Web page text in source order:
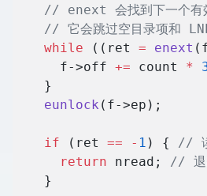
// enext 会找到下一个有
// 它会跳过空目录项和
    while
((ret = enext
      f->off
+= count *
    }
    eunlock
(f->ep);
    if
(ret == - 1 ) {
// 读
      return
nread;
// 退
    }